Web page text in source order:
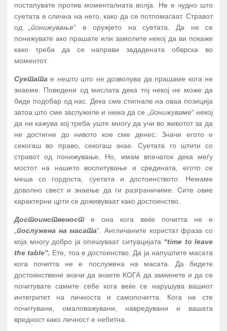
постапувате против моменталната волја. Не е чудно што
суетата е слична на него, како да се потпомагаат. Стравот
од
„понижување“ е оружјето на суетата. Да не се
понижувате ако прашате или замолите некој да ви покаже
како треба да се направи зададената обврска во
моментот.
Суетата е нешто што не дозволува да прашаме кога не
знаеме. Поведени од мислата дека тој некој не може да
биде подобар од нас. Дека сме стигнале на оваа позиција
затоа што сме заслужиле и нема да се „ понижуваме“ некој
да ни кажува кој треба уште многу да учи во животот за да
не достигне до нивото кое сме денес. Значи егото е
секогаш во право, секогаш знае. Суетата го штити со
стравот од понижување. Но, имам впечаток дека меѓу
мостот на нашето воспитување и средината, егото се
меша со гордоста, суетата и достоинството. Немаме
доволно свест и знаење да ги разграничиме. Сите овие
карактерни црти се доживуваат како достоинство.
Достоинственост е она кога веќе почитта не е
послужена на масата“. Англичаните користат фраза со
која многу добро ја опишуваат ситуацијата “time to leave
the table”. Ете, тоа е достоинство. Да ја напуштите масата
кога почитта не е послужена на масата. Да бидете
достоинствени значи да знаете КОГА да заминете и да се
почитувате самите себе кога веќе се нарушува вашиот
интегритет на личноста и самопочитта. Кога не сте
почитувани, омаловажувани, навредувани и вашата
вредност како личност е небитна.